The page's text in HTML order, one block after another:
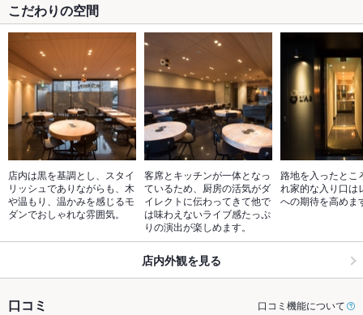
こだわりの空間
店内は黒を基調とし、スタイ
リッシュでありながらも、木
や温もり、温かみを感じるモ
ダンでおしゃれな雰囲気。
客席とキッチンが一体となっ
ているため、厨房の活気がダ
イレクトに伝わってきて他で
は味わえないライブ感たっぷ
りの演出が楽しめます。
路地を入ったとこ
れ家的な入り口は
への期待を高めま
店内外観を見る
口コミ 口コミ機能について